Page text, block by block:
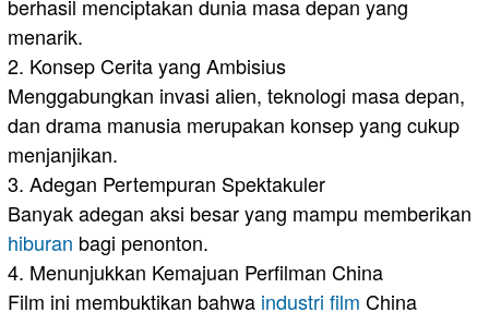
berhasil menciptakan dunia masa depan yang
menarik.
2. Konsep Cerita yang Ambisius
Menggabungkan invasi alien, teknologi masa depan,
dan drama manusia merupakan konsep yang cukup
menjanjikan.
3. Adegan Pertempuran Spektakuler
Banyak adegan aksi besar yang mampu memberikan
hiburan bagi penonton.
4. Menunjukkan Kemajuan Perfilman China
Film ini membuktikan bahwa industri film China